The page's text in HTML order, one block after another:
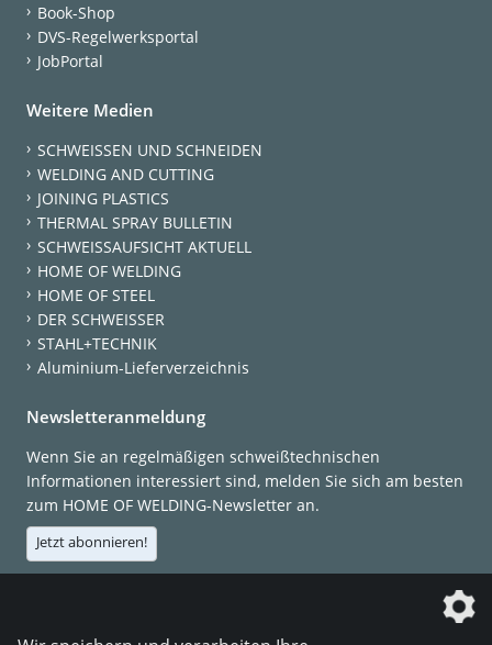
Book-Shop
DVS-Regelwerksportal
JobPortal
Weitere Medien
SCHWEISSEN UND SCHNEIDEN
WELDING AND CUTTING
JOINING PLASTICS
THERMAL SPRAY BULLETIN
SCHWEISSAUFSICHT AKTUELL
HOME OF WELDING
HOME OF STEEL
DER SCHWEISSER
STAHL+TECHNIK
Aluminium-Lieferverzeichnis
Newsletteranmeldung
Wenn Sie an regelmäßigen schweißtechnischen
Informationen interessiert sind, melden Sie sich am besten
zum HOME OF WELDING-Newsletter an.
Jetzt abonnieren!
Die DVS Media GmbH ist ein Unternehmen der